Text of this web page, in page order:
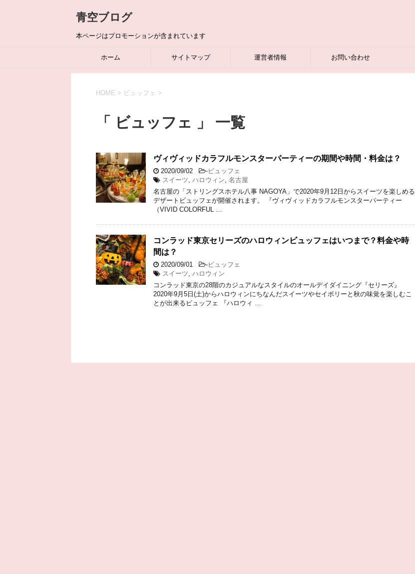
青空ブログ
本ページはプロモーションが含まれています
ホーム サイトマップ 運営者情報 お問い合わせ
HOME > ビュッフェ >
「 ビュッフェ 」 一覧
ヴィヴィッドカラフルモンスターパーティーの期間や時間・料金は？
2020/09/02 -ビュッフェ
スイーツ, ハロウィン, 名古屋
名古屋の「ストリングスホテル八事 NAGOYA」で2020年9月12日からスイーツを楽しめる
デザートビュッフェが開催されます。 『ヴィヴィッドカラフルモンスターパーティー
（VIVID COLORFUL …
コンラッド東京セリーズのハロウィンビュッフェはいつまで？料金や時
間は？
2020/09/01 -ビュッフェ
スイーツ, ハロウィン
コンラッド東京の28階のカジュアルなスタイルのオールデイダイニング『セリーズ』
2020年9月5日(土)からハロウィンにちなんだスイーツやセイボリーと秋の味覚を楽しむこ
とが出来るビュッフェ 『ハロウィ …